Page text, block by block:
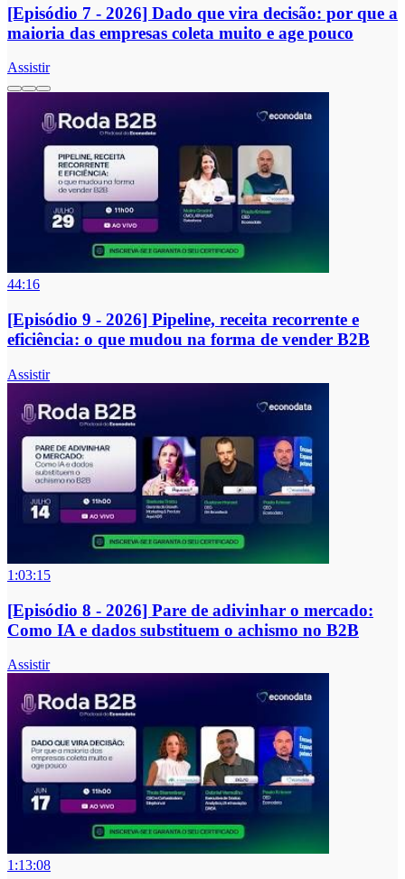
[Episódio 7 - 2026] Dado que vira decisão: por que a
maioria das empresas coleta muito e age pouco
Assistir
44:16
[Episódio 9 - 2026] Pipeline, receita recorrente e
eficiência: o que mudou na forma de vender B2B
Assistir
1:03:15
[Episódio 8 - 2026] Pare de adivinhar o mercado:
Como IA e dados substituem o achismo no B2B
Assistir
1:13:08